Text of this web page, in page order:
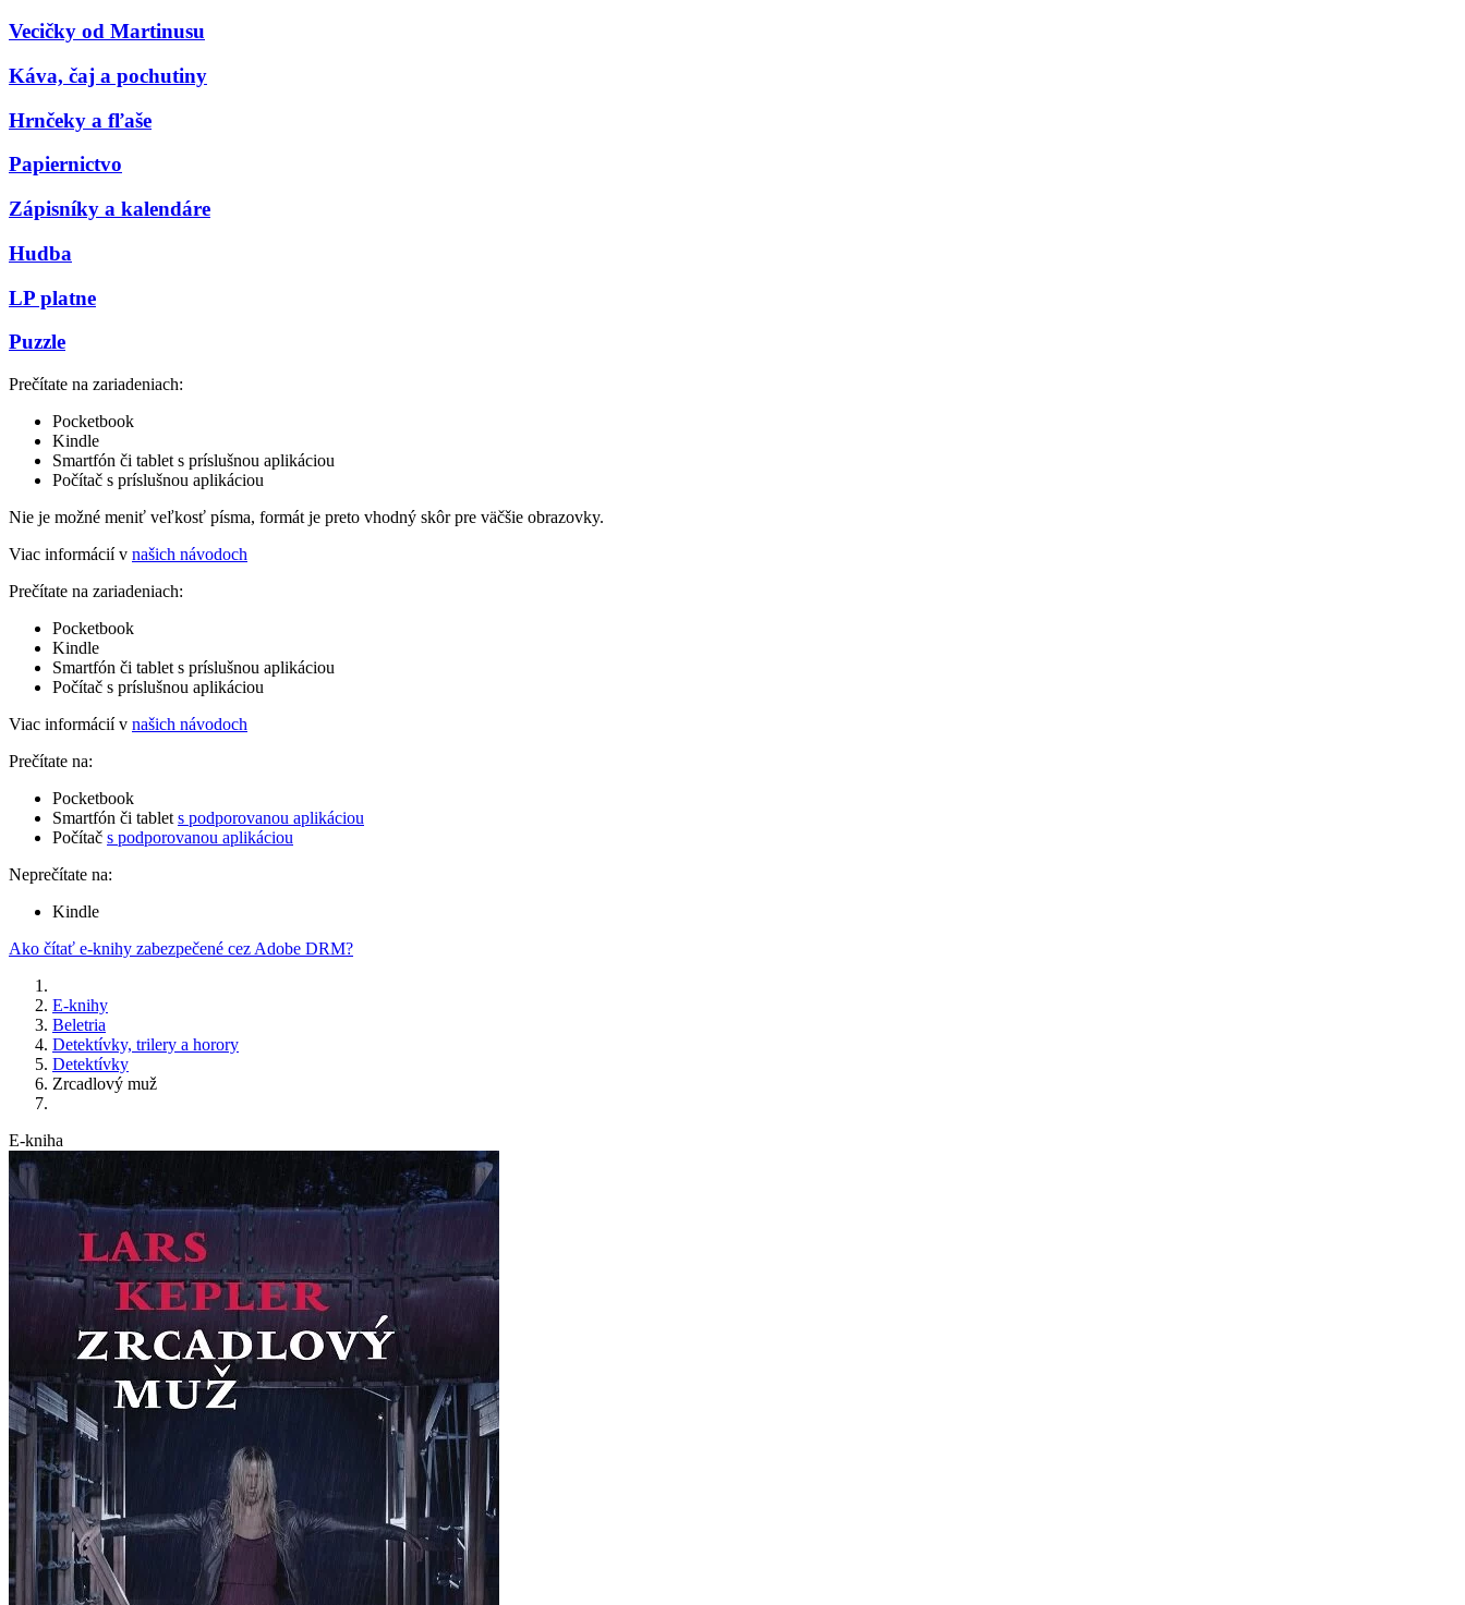
Vecičky od Martinusu
Káva, čaj a pochutiny
Hrnčeky a fľaše
Papiernictvo
Zápisníky a kalendáre
Hudba
LP platne
Puzzle
Prečítate na zariadeniach:
Pocketbook
Kindle
Smartfón či tablet s príslušnou aplikáciou
Počítač s príslušnou aplikáciou
Nie je možné meniť veľkosť písma, formát je preto vhodný skôr pre väčšie obrazovky.
Viac informácií v našich návodoch
Prečítate na zariadeniach:
Pocketbook
Kindle
Smartfón či tablet s príslušnou aplikáciou
Počítač s príslušnou aplikáciou
Viac informácií v našich návodoch
Prečítate na:
Pocketbook
Smartfón či tablet s podporovanou aplikáciou
Počítač s podporovanou aplikáciou
Neprečítate na:
Kindle
Ako čítať e-knihy zabezpečené cez Adobe DRM?
E-knihy
Beletria
Detektívky, trilery a horory
Detektívky
Zrcadlový muž
E-kniha